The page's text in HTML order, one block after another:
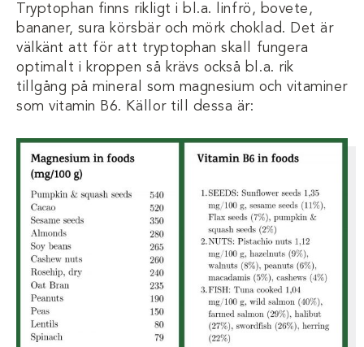
Tryptophan finns rikligt i bl.a. linfrö, bovete,
bananer, sura körsbär och mörk choklad. Det är
välkänt att för att tryptophan skall fungera
optimalt i kroppen så krävs också bl.a. rik
tillgång på mineral som magnesium och vitaminer
som vitamin B6. Källor till dessa är: